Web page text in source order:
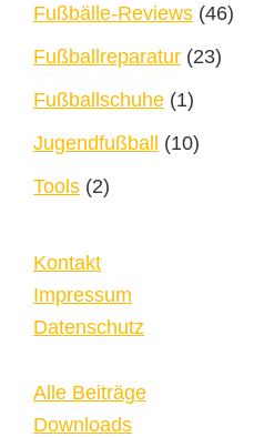
Fußbälle-Reviews (46)
Fußballreparatur (23)
Fußballschuhe (1)
Jugendfußball (10)
Tools (2)
Kontakt
Impressum
Datenschutz
Alle Beiträge
Downloads